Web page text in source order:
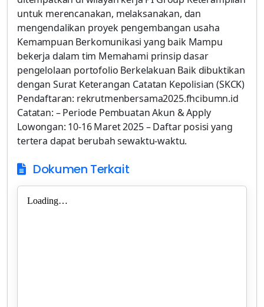
Dokumen Terkait